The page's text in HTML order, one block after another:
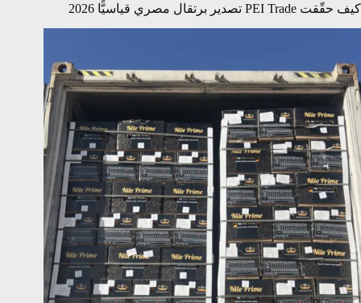
كيف حقّقت PEI Trade تصدير برتقال مصري قياسيًّا 2026